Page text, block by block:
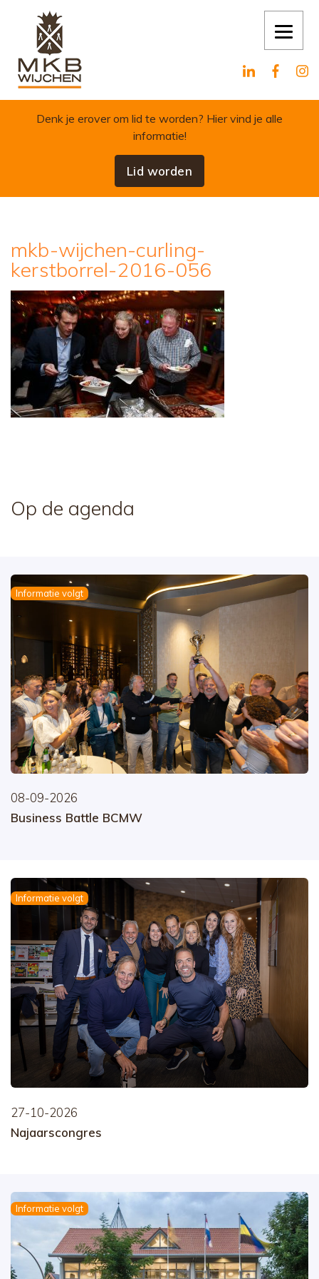
Skip to content
Denk je erover om lid te worden? Hier vind je alle
informatie!
Lid worden
mkb-wijchen-curling-
kerstborrel-2016-056
Op de agenda
Informatie volgt
08-09-2026
Business Battle BCMW
Informatie volgt
27-10-2026
Najaarscongres
Informatie volgt